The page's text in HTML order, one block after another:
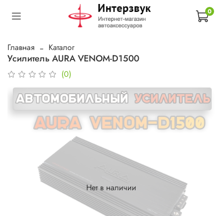
0
Главная Каталог
Усилитель AURA VENOM-D1500
(0)
Нет в наличии